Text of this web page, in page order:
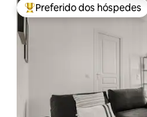
Entre os melhores
Preferido dos hóspedes